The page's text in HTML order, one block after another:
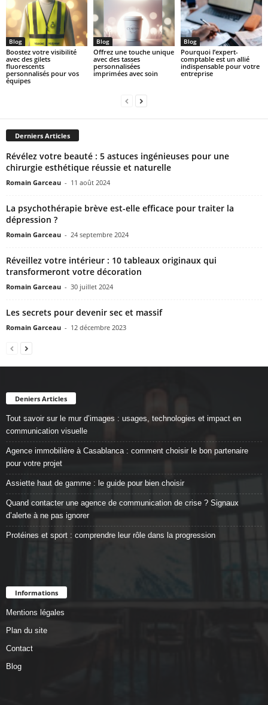
Blog
Boostez votre visibilité
avec des gilets
fluorescents
personnalisés pour vos
équipes
Blog
Offrez une touche unique
avec des tasses
personnalisées
imprimées avec soin
Blog
Pourquoi l’expert-
comptable est un allié
indispensable pour votre
entreprise
Derniers Articles
Révélez votre beauté : 5 astuces ingénieuses pour une
chirurgie esthétique réussie et naturelle
Romain Garceau - 11 août 2024
La psychothérapie brève est-elle efficace pour traiter la
dépression ?
Romain Garceau - 24 septembre 2024
Réveillez votre intérieur : 10 tableaux originaux qui
transformeront votre décoration
Romain Garceau - 30 juillet 2024
Les secrets pour devenir sec et massif
Romain Garceau - 12 décembre 2023
Deniers Articles
Tout savoir sur le mur d’images : usages, technologies et impact en
communication visuelle
Agence immobilière à Casablanca : comment choisir le bon partenaire
pour votre projet
Assiette haut de gamme : le guide pour bien choisir
Quand contacter une agence de communication de crise ? Signaux
d’alerte à ne pas ignorer
Protéines et sport : comprendre leur rôle dans la progression
Informations
Mentions légales
Plan du site
Contact
Blog